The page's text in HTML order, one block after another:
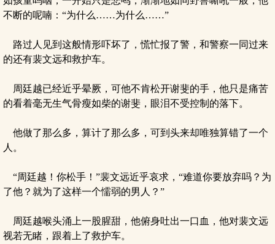
不断的呢喃：“为什么……为什么……”
路过人见到这般情形吓坏了，慌忙报了警，和警察一同过来
的还有裴文远和救护车。
周廷越已经近乎晕厥，可他不肯松开谢斐的手，他只是痛苦
的看着毫无生气骨瘦如柴的谢斐，眼泪不受控制的落下。
他做了那么多，算计了那么多，可到头来却唯独算错了一个
人。
“周廷越！你松手！”裴文远近乎哀求，“难道你要放弃吗？为
了他？就为了这样一个懦弱的男人？”
周廷越喉头涌上一股腥甜，他俯身吐出一口血，他对裴文远
视若无睹，跟着上了救护车。